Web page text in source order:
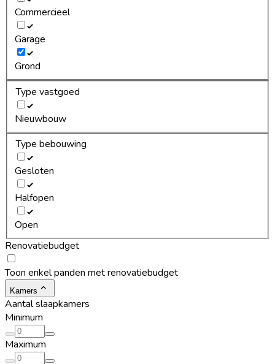
Commercieel
Garage
Grond
Type vastgoed
Nieuwbouw
Type bebouwing
Gesloten
Halfopen
Open
Renovatiebudget
Toon enkel panden met renovatiebudget
Kamers
Aantal slaapkamers
Minimum
Maximum